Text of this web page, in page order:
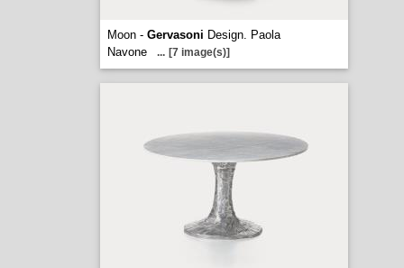
Moon - Gervasoni Design. Paola
Navone
... [7 image(s)]